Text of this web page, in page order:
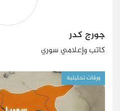
جورج كدر
كاتب وإعلامي سوري
ورقات تحليلية